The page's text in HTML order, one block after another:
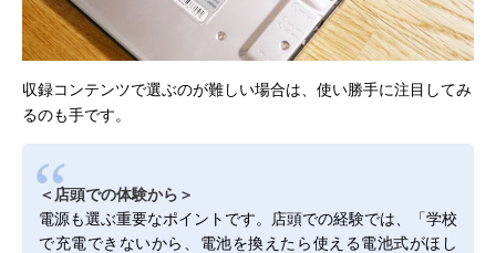
収録コンテンツで選ぶのが難しい場合は、使い勝手に注目してみ
るのも手です。
＜店頭での体験から＞
電源も選ぶ重要なポイントです。店頭での経験では、「学校
で充電できないから、電池を換えたら使える電池式がほし